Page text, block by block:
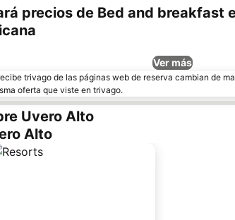
precios de Bed and breakfast
Ver más
trivago de las páginas web de reserva cambian de
oferta que viste en trivago.
Uvero Alto
Alto